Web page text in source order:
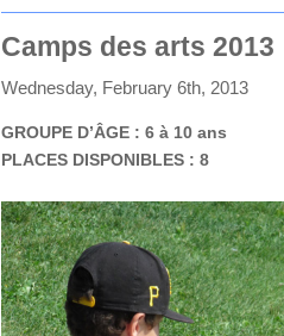
Camps des arts 2013
Wednesday, February 6th, 2013
GROUPE D’ÂGE : 6 à 10 ans
PLACES DISPONIBLES : 8